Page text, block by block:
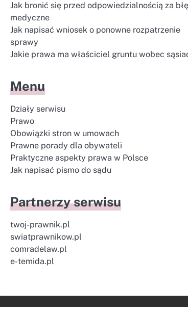
Jak bronić się przed odpowiedzialnością za
medyczne
Jak napisać wniosek o ponowne rozpatrzenie
sprawy
Jakie prawa ma właściciel gruntu wobec
Menu
Działy serwisu
Prawo
Obowiązki stron w umowach
Prawne porady dla obywateli
Praktyczne aspekty prawa w Polsce
Jak napisać pismo do sądu
Partnerzy serwisu
twoj-prawnik.pl
swiatprawnikow.pl
comradelaw.pl
e-temida.pl